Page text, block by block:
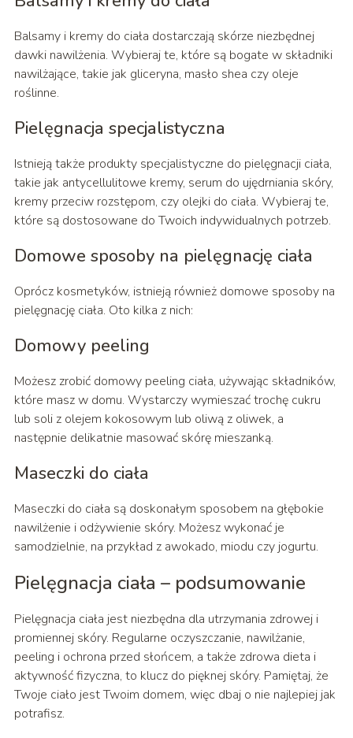
Balsamy i kremy do ciała dostarczają skórze niezbędnej
dawki nawilżenia. Wybieraj te, które są bogate w składniki
nawilżające, takie jak gliceryna, masło shea czy oleje
roślinne.
Pielęgnacja specjalistyczna
Istnieją także produkty specjalistyczne do pielęgnacji ciała,
takie jak antycellulitowe kremy, serum do ujędrniania skóry,
kremy przeciw rozstępom, czy olejki do ciała. Wybieraj te,
które są dostosowane do Twoich indywidualnych potrzeb.
Domowe sposoby na pielęgnację ciała
Oprócz kosmetyków, istnieją również domowe sposoby na
pielęgnację ciała. Oto kilka z nich:
Domowy peeling
Możesz zrobić domowy peeling ciała, używając składników,
które masz w domu. Wystarczy wymieszać trochę cukru
lub soli z olejem kokosowym lub oliwą z oliwek, a
następnie delikatnie masować skórę mieszanką.
Maseczki do ciała
Maseczki do ciała są doskonałym sposobem na głębokie
nawilżenie i odżywienie skóry. Możesz wykonać je
samodzielnie, na przykład z awokado, miodu czy jogurtu.
Pielęgnacja ciała – podsumowanie
Pielęgnacja ciała jest niezbędna dla utrzymania zdrowej i
promiennej skóry. Regularne oczyszczanie, nawilżanie,
peeling i ochrona przed słońcem, a także zdrowa dieta i
aktywność fizyczna, to klucz do pięknej skóry. Pamiętaj, że
Twoje ciało jest Twoim domem, więc dbaj o nie najlepiej jak
potrafisz.